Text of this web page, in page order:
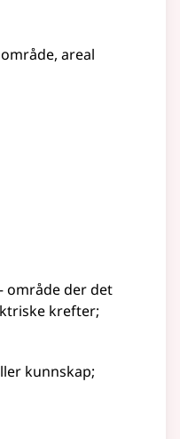
areal
område der det
krefter;
kunnskap;